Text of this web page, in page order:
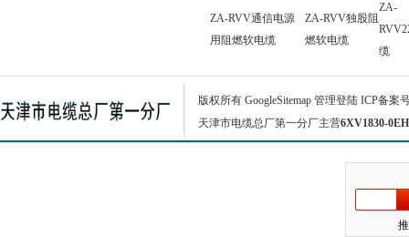
ZA-RVV通信电源
用阻燃软电缆
ZA-RVV独股阻
燃软电缆
ZA-
缆
版权所有 GoogleSitemap 管理登陆 ICP备案
天津市电缆总厂第一分厂主营6XV1830-